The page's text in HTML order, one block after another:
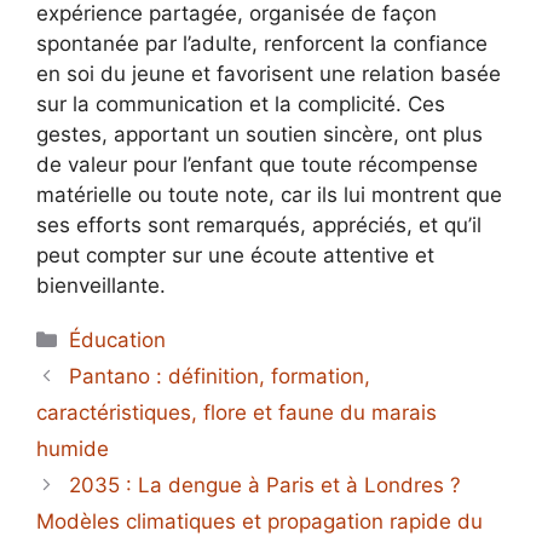
expérience partagée, organisée de façon
spontanée par l’adulte, renforcent la confiance
en soi du jeune et favorisent une relation basée
sur la communication et la complicité. Ces
gestes, apportant un soutien sincère, ont plus
de valeur pour l’enfant que toute récompense
matérielle ou toute note, car ils lui montrent que
ses efforts sont remarqués, appréciés, et qu’il
peut compter sur une écoute attentive et
bienveillante.
Catégories
Éducation
Pantano : définition, formation,
caractéristiques, flore et faune du marais
humide
2035 : La dengue à Paris et à Londres ?
Modèles climatiques et propagation rapide du